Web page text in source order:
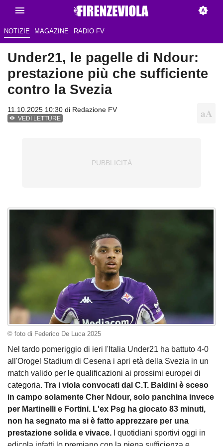
NOTIZIE MAGAZINE RADIO FV
Under21, le pagelle di Ndour:
prestazione più che sufficiente
contro la Svezia
11.10.2025 10:30 di Redazione FV
VEDI LETTURE
© foto di Federico De Luca 2025
Nel tardo pomeriggio di ieri l'Italia Under21 ha battuto 4-0
all'Orogel Stadium di Cesena i apri età della Svezia in un
match valido per le qualificazioni ai prossimi europei di
categoria. Tra i viola convocati dal C.T. Baldini è sceso
in campo solamente Cher Ndour, solo panchina invece
per Martinelli e Fortini. L'ex Psg ha giocato 83 minuti,
non ha segnato ma si è fatto apprezzare per una
prestazione solida e vivace. I quotidiani sportivi oggi in